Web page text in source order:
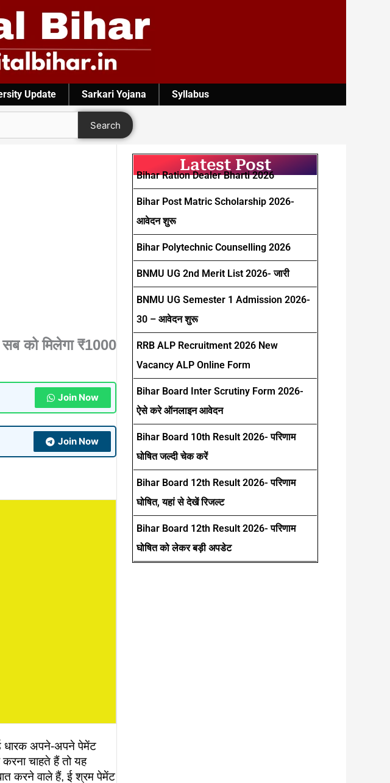
Update Sarkari Yojana Syllabus
Search
को मिलेगा ₹1000
Join Now
Join Now
धारक अपने-अपने पेमेंट
चाहते हैं तो यह
करने वाले हैं, ई श्रम पेमेंट
Latest Post
Bihar Ration Dealer Bharti 2026
Bihar Post Matric Scholarship 2026-
आवेदन शुरू
Bihar Polytechnic Counselling 2026
BNMU UG 2nd Merit List 2026- जारी
BNMU UG Semester 1 Admission 2026-
30 – आवेदन शुरू
RRB ALP Recruitment 2026 New
Vacancy ALP Online Form
Bihar Board Inter Scrutiny Form 2026-
ऐसे करे ऑनलाइन आवेदन
Bihar Board 10th Result 2026- परिणाम
घोषित जल्दी चेक करें
Bihar Board 12th Result 2026- परिणाम
घोषित, यहां से देखें रिजल्ट
Bihar Board 12th Result 2026- परिणाम
घोषित को लेकर बड़ी अपडेट